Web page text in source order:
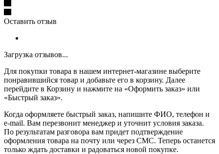
Оставить отзыв
Загрузка отзывов...
Для покупки товара в нашем интернет-магазине выберите
понравившийся товар и добавьте его в корзину. Далее
перейдите в Корзину и нажмите на «Оформить заказ» или
«Быстрый заказ».
Когда оформляете быстрый заказ, напишите ФИО, телефон и
e-mail. Вам перезвонит менеджер и уточнит условия заказа.
По результатам разговора вам придет подтверждение
оформления товара на почту или через СМС. Теперь останется
только ждать доставки и радоваться новой покупке.